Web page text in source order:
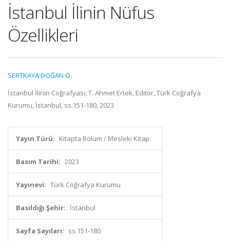
İstanbul İlinin Nüfus
Özellikleri
SERTKAYA DOĞAN Ö.
İstanbul İlinin Coğrafyası, T. Ahmet Ertek, Editör, Türk Coğrafya
Kurumu, İstanbul, ss.151-180, 2023
Yayın Türü: Kitapta Bölüm / Mesleki Kitap
Basım Tarihi: 2023
Yayınevi: Türk Coğrafya Kurumu
Basıldığı Şehir: İstanbul
Sayfa Sayıları: ss.151-180